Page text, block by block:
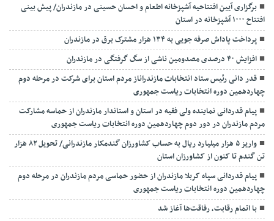
برگزاری آیین افتتاحیه آشپزخانه اطعام و احسان حسینی در مازندران/ پیش بینی
افتتاح ۱۰۰۰ آشپزخانه در استان
پرداخت پاداش صرفه جویی به ۱۳۴ هزار مشترک برق در مازندران
افزایش ۴۰ درصدی مصدومین ناشی از سگ گرفتگی در مازندران
قدر دانی رئیس ستاد انتخابات مازندراناز مردم استان برای شرکت در مرحله دوم
چهاردهمین دوره انتخابات ریاست جمهوری
پیام قدردانی نماینده ولی فقیه در استان و استاندار مازندران از حماسه مشارکت
مردم مازندران در دور دوم چهاردهمین دوره انتخابات ریاست جمهوری
واریز ۵ هزار میلیارد ریال به حساب کشاورزان گندمکار مازندرانی/ تحویل ۸۲ هزار
تن گندم تا کنون از کشاورزان استان
پیام قدردانی سپاه کربلا مازندران از حضور حماسی مردم مازندران در مرحله دوم
چهاردهمین دوره انتخابات ریاست جمهوری
با اتمام رقابت، رفاقت‌ها آغاز شد